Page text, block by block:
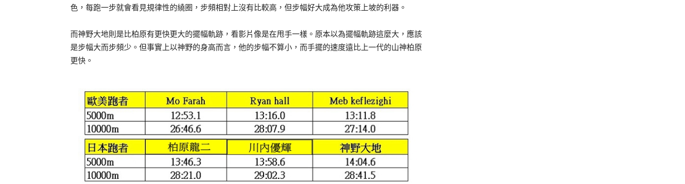
色，每跑一步就會看見規律性的繞圈，步頻相對上沒有比較高，但步幅好大成為他攻策上坡的利器。
而神野大地則是比柏原有更快更大的擺幅軌跡，看影片像是在甩手一樣。原本以為擺幅軌跡這麼大，應該
是步幅大而步頻少。但事實上以神野的身高而言，他的步幅不算小，而手擺的速度遠比上一代的山神柏原
更快。